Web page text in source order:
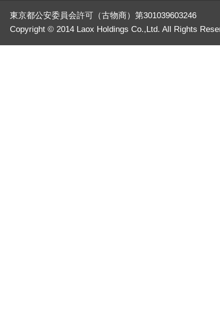
東京都公安委員会許可（古物商）第301039603246
Copyright © 2014 Laox Holdings Co.,Ltd. All Rights